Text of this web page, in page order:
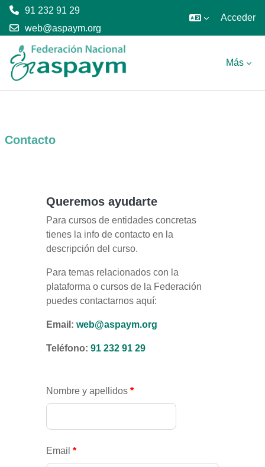
91 232 91 29
web@aspaym.org
Acceder
Más
Contacto
Queremos ayudarte
Para cursos de entidades concretas
tienes la info de contacto en la
descripción del curso.
Para temas relacionados con la
plataforma o cursos de la Federación
puedes contactarnos aquí:
Email: web@aspaym.org
Teléfono: 91 232 91 29
Nombre y apellidos *
Email *